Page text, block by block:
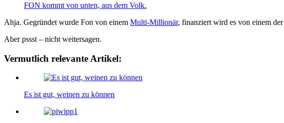
FON kommt von unten, aus dem Volk.
Ahja. Gegründet wurde Fon von einem Multi-Millionär, finanziert wird es von einem der
Aber pssst – nicht weitersagen.
Vermutlich relevante Artikel:
Es ist gut, weinen zu können